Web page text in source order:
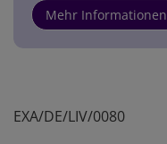
Mehr Informationen
EXA/DE/LIV/0080